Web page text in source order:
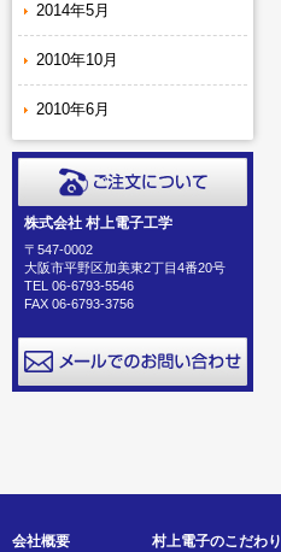
2014年5月
2010年10月
2010年6月
株式会社 村上電子工学
〒547-0002
大阪市平野区加美東2丁目4番20号
TEL 06-6793-5546
FAX 06-6793-3756
会社概要 村上電子のこだわり